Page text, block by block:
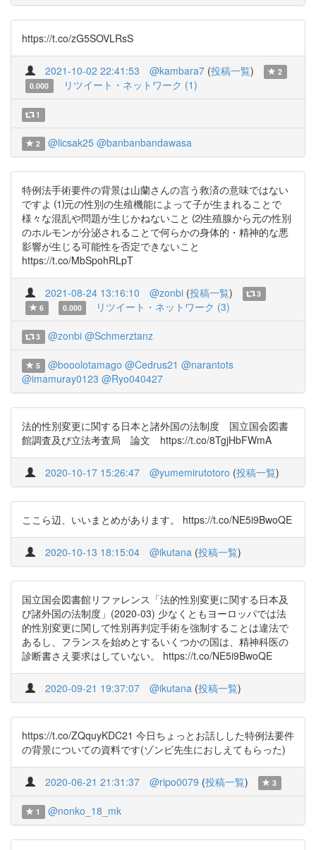
https://t.co/zG5SOVLRsS
2021-10-02 22:41:53 @kambara7 (投稿一覧)
2
0.000
リツイート・ネットワーク (1)
1
2 @licsak25 @banbanbandawasa
特例法手術要件の背景は山蘭さんの言う救済の意味ではない
ですよ ⑴元の性別の生殖機能によって子が生まれることで
様々な混乱や問題が生じかねないこと ⑵生殖腺から元の性別
のホルモンが分泌されることで何らかの身体的・精神的な悪
影響が生じる可能性を否定できないこと
https://t.co/MbSpohRLpT
2021-08-24 13:16:10 @zonbi (投稿一覧)
3
6
0.000 リツイート・ネットワーク (3)
3 @zonbi @Schmerztanz
5 @booolotamago @Cedrus21 @narantots
@imamuray0123 @Ryo040427
法的性別変更に関する日本と諸外国の法制度 国立国会図書
館調査及び立法考査局 論文 https://t.co/8TgjHbFWmA
2020-10-17 15:26:47 @yumemirutotoro (投稿一覧)
ここら辺、いいまとめがあります。 https://t.co/NE5i9BwoQE
2020-10-13 18:15:04 @ikutana (投稿一覧)
国立国会図書館リファレンス「法的性別変更に関する日本及
び諸外国の法制度」(2020-03) 少なくともヨーロッパでは法
的性別変更に関して性別再判定手術を強制することは違法で
あるし、フランスを始めとするいくつかの国は、精神科医の
診断書さえ要求はしていない。 https://t.co/NE5i9BwoQE
2020-09-21 19:37:07 @ikutana (投稿一覧)
https://t.co/ZQquyKDC21 今日ちょっとお話しした特例法要件
の背景についての資料です(ゾンビ先生におしえてもらった)
2020-06-21 21:31:37 @ripo0079 (投稿一覧) 3
1 @nonko_18_mk